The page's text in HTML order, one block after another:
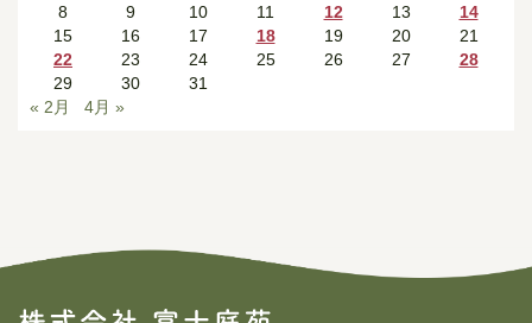
8
9 10 11 12 13
14
15
16 17 18 19 20
21
22
23 24 25 26 27
28
29
30
31
« 2月
4月 »